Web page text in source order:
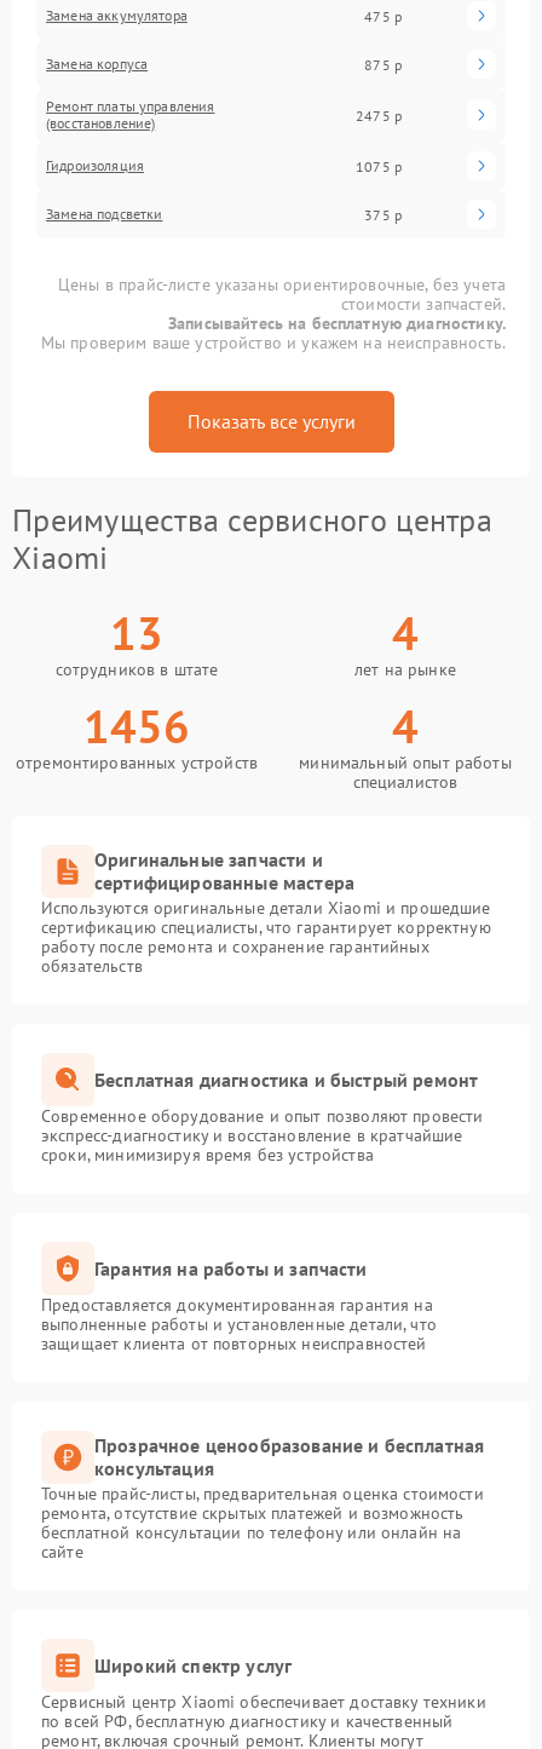
Замена аккумулятора 475 р
Замена корпуса 875 р
Ремонт платы управления
(восстановление)
2475 р
Гидроизоляция 1075 р
Замена подсветки 375 р
Цены в прайс-листе указаны ориентировочные, без учета
стоимости запчастей.
Записывайтесь на бесплатную диагностику.
Мы проверим ваше устройство и укажем на неисправность.
Показать все услуги
Преимущества сервисного центра
Xiaomi
13
сотрудников в штате
4
лет на рынке
1456
отремонтированных устройств
4
минимальный опыт работы
специалистов
Оригинальные запчасти и
сертифицированные мастера
Используются оригинальные детали Xiaomi и прошедшие
сертификацию специалисты, что гарантирует корректную
работу после ремонта и сохранение гарантийных
обязательств
Бесплатная диагностика и быстрый ремонт
Современное оборудование и опыт позволяют провести
экспресс-диагностику и восстановление в кратчайшие
сроки, минимизируя время без устройства
Гарантия на работы и запчасти
Предоставляется документированная гарантия на
выполненные работы и установленные детали, что
защищает клиента от повторных неисправностей
Прозрачное ценообразование и бесплатная
консультация
Точные прайс-листы, предварительная оценка стоимости
ремонта, отсутствие скрытых платежей и возможность
бесплатной консультации по телефону или онлайн на
сайте
Широкий спектр услуг
Сервисный центр Xiaomi обеспечивает доставку техники
по всей РФ, бесплатную диагностику и качественный
ремонт, включая срочный ремонт. Клиенты могут